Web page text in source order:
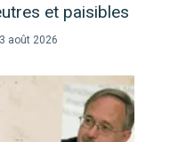
et paisibles
3 août 2026